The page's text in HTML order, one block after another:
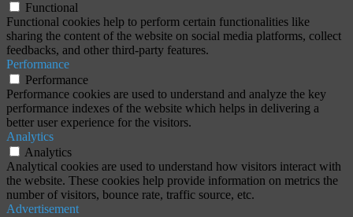
Functional
Functional cookies help to perform certain functionalities like
sharing the content of the website on social media platforms, collect
feedbacks, and other third-party features.
Performance
Performance
Performance cookies are used to understand and analyze the key
performance indexes of the website which helps in delivering a
better user experience for the visitors.
Analytics
Analytics
Analytical cookies are used to understand how visitors interact with
the website. These cookies help provide information on metrics the
number of visitors, bounce rate, traffic source, etc.
Advertisement